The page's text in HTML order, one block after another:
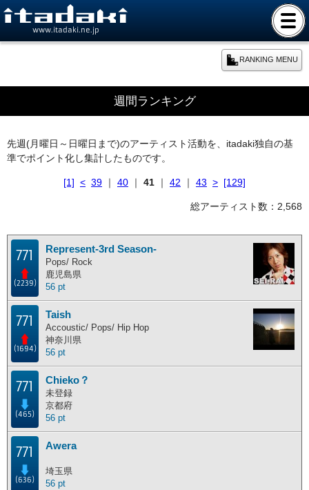
www.itadaki.ne.jp
RANKING MENU
本日のランキング
週間ランキング
年間ランキング
主な活動地別ランキング
主な活動地別に分けたランキングです。
北海道
近畿地方
海外
週間ランキング
先週(月曜日～日曜日まで)のアーティスト活動を、itadaki独自の基
準でポイント化し集計したものです。
[1] < 39 ｜ 40 ｜ 41 ｜ 42 ｜ 43 > [129]
総アーティスト数：2,568
771
(2239)
Represent-3rd Season-
Pops/ Rock
鹿児島県
56 pt
771
(1694)
Taish
Accoustic/ Pops/ Hip Hop
神奈川県
56 pt
771
(465)
Chieko？
未登録
京都府
56 pt
771
(636)
Awera
埼玉県
56 pt